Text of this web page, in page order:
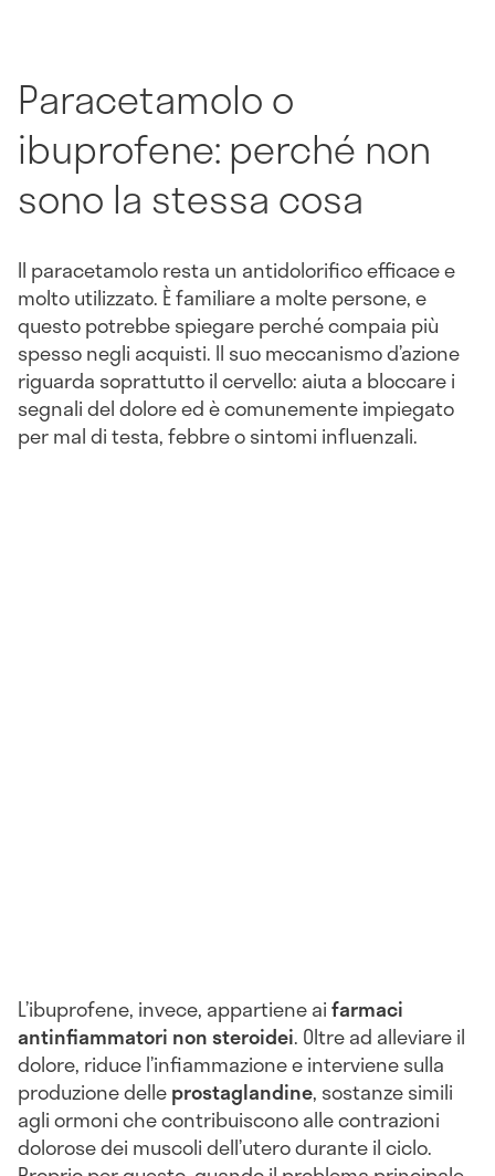
Paracetamolo o
ibuprofene: perché non
sono la stessa cosa
Il paracetamolo resta un antidolorifico efficace e
molto utilizzato. È familiare a molte persone, e
questo potrebbe spiegare perché compaia più
spesso negli acquisti. Il suo meccanismo d’azione
riguarda soprattutto il cervello: aiuta a bloccare i
segnali del dolore ed è comunemente impiegato
per mal di testa, febbre o sintomi influenzali.
L’ibuprofene, invece, appartiene aifarmaci
antinfiammatori non steroidei. Oltre ad alleviare il
dolore, riduce l’infiammazione e interviene sulla
produzione delleprostaglandine, sostanze simili
agli ormoni che contribuiscono alle contrazioni
dolorose dei muscoli dell’utero durante il ciclo.